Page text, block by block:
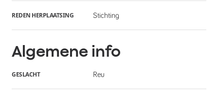
REDEN HERPLAATSING Stichting
Algemene info
GESLACHT Reu